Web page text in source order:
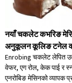
नयाँ चकलेट कभरिङ
अनुकूलन कूलिङ टनेल
Enrobing चकलेट लेपित
वेफर, एग रोल, केक पाई र
एनरोबिङ मेसिनको व्यापक